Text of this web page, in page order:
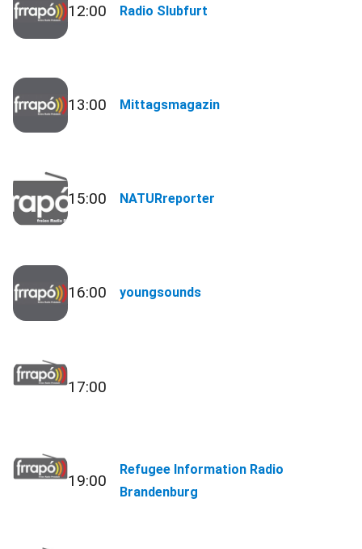
12:00 Radio Slubfurt
13:00 Mittagsmagazin
15:00 NATURreporter
16:00 youngsounds
17:00
19:00
Refugee Information Radio
Brandenburg